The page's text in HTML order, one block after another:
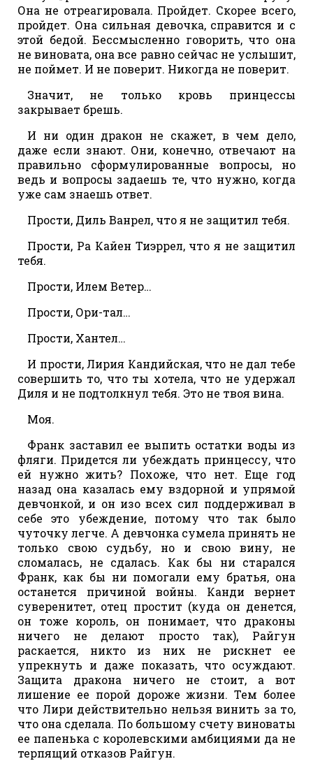
Она не отреагировала. Пройдет. Скорее всего,
пройдет. Она сильная девочка, справится и с
этой бедой. Бессмысленно говорить, что она
не виновата, она все равно сейчас не услышит,
не поймет. И не поверит. Никогда не поверит.
Значит, не только кровь принцессы
закрывает брешь.
И ни один дракон не скажет, в чем дело,
даже если знают. Они, конечно, отвечают на
правильно сформулированные вопросы, но
ведь и вопросы задаешь те, что нужно, когда
уже сам знаешь ответ.
Прости, Диль Ванрел, что я не защитил тебя.
Прости, Ра Кайен Тиэррел, что я не защитил
тебя.
Прости, Илем Ветер…
Прости, Ори-тал…
Прости, Хантел…
И прости, Лирия Кандийская, что не дал тебе
совершить то, что ты хотела, что не удержал
Диля и не подтолкнул тебя. Это не твоя вина.
Моя.
Франк заставил ее выпить остатки воды из
фляги. Придется ли убеждать принцессу, что
ей нужно жить? Похоже, что нет. Еще год
назад она казалась ему вздорной и упрямой
девчонкой, и он изо всех сил поддерживал в
себе это убеждение, потому что так было
чуточку легче. А девчонка сумела принять не
только свою судьбу, но и свою вину, не
сломалась, не сдалась. Как бы ни старался
Франк, как бы ни помогали ему братья, она
останется причиной войны. Канди вернет
суверенитет, отец простит (куда он денется,
он тоже король, он понимает, что драконы
ничего не делают просто так), Райгун
раскается, никто из них не рискнет ее
упрекнуть и даже показать, что осуждают.
Защита дракона ничего не стоит, а вот
лишение ее порой дороже жизни. Тем более
что Лири действительно нельзя винить за то,
что она сделала. По большому счету виноваты
ее папенька с королевскими амбициями да не
терпящий отказов Райгун.